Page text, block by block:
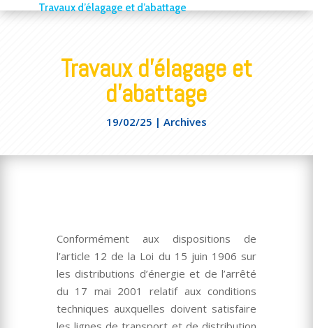
Travaux d’élagage et d’abattage
Travaux d’élagage et
d’abattage
19/02/25 | Archives
Conformément aux dispositions de
l’article 12 de la Loi du 15 juin 1906 sur
les distributions d’énergie et de l’arrêté
du 17 mai 2001 relatif aux conditions
techniques auxquelles doivent satisfaire